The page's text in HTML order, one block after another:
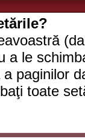
a le
paginilor
toate